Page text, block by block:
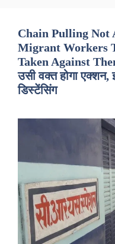
Chain Pulling Not
Migrant Workers
Taken Against
उसी वक्त होगा
डिस्टेंसिंग